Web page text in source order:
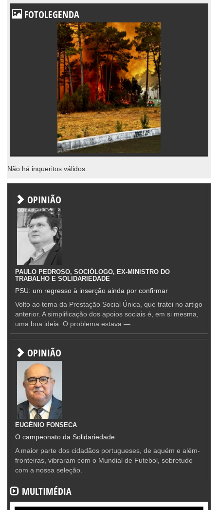
FOTOLEGENDA
Não há inqueritos válidos.
OPINIÃO
PAULO PEDROSO, SOCIÓLOGO, EX-MINISTRO DO
TRABALHO E SOLIDARIEDADE
PSU: um regresso à inserção ainda por confirmar
Volto ao tema da Prestação Social Única, que tratei no artigo
anterior. A simplificação dos apoios sociais é, em si mesma,
uma boa ideia. O problema estava —...
OPINIÃO
EUGÉNIO FONSECA
O campeonato da Solidariedade
A maior parte dos cidadãos portugueses, de aquém e além-
fronteiras, vibraram com o Mundial de Futebol, sobretudo
com a nossa seleção.
MULTIMÉDIA